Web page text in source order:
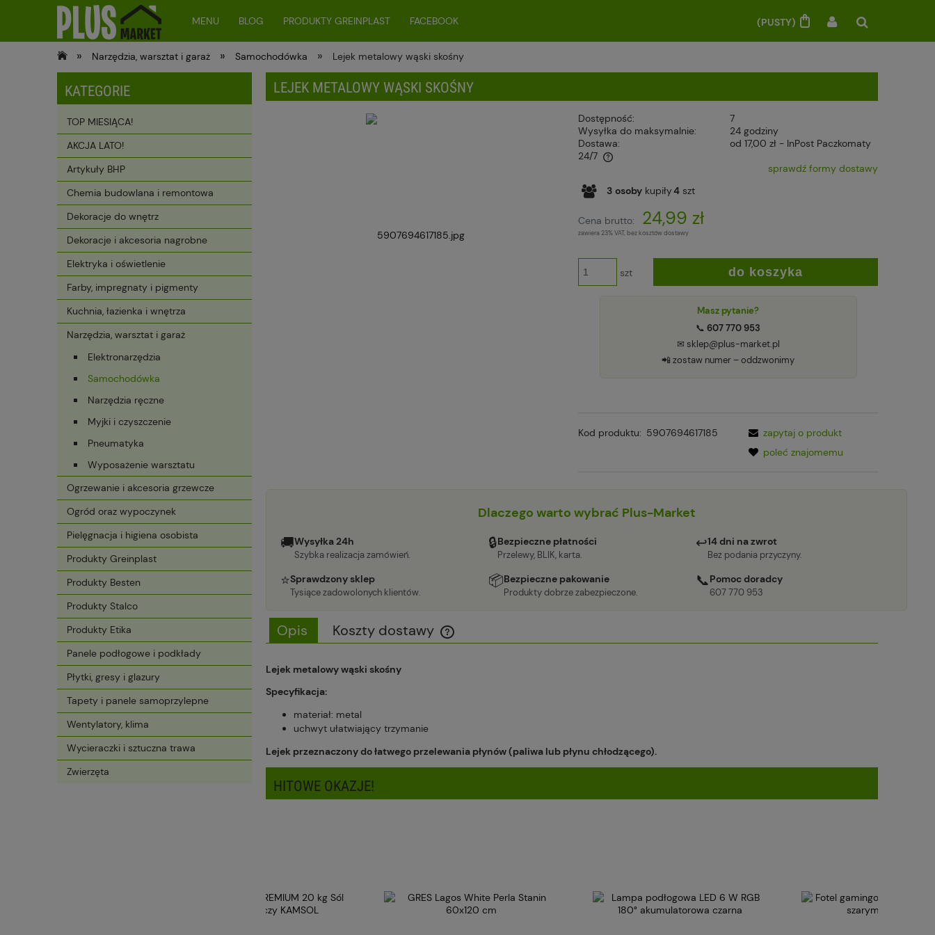
(PUSTY)
MENU BLOG PRODUKTY GREINPLAST FACEBOOK
» Narzędzia, warsztat i garaż » Samochodówka » Lejek metalowy wąski skośny
KATEGORIE
TOP MIESIĄCA!
AKCJA LATO!
Artykuły BHP
Chemia budowlana i remontowa
Dekoracje do wnętrz
Dekoracje i akcesoria nagrobne
Elektryka i oświetlenie
Farby, impregnaty i pigmenty
Kuchnia, łazienka i wnętrza
Narzędzia, warsztat i garaż
Elektronarzędzia
Samochodówka
Narzędzia ręczne
Myjki i czyszczenie
Pneumatyka
Wyposażenie warsztatu
Ogrzewanie i akcesoria grzewcze
Ogród oraz wypoczynek
Pielęgnacja i higiena osobista
Produkty Greinplast
Produkty Besten
Produkty Stalco
Produkty Etika
Panele podłogowe i podkłady
Płytki, gresy i glazury
Tapety i panele samoprzylepne
Wentylatory, klima
Wycieraczki i sztuczna trawa
Zwierzęta
LEJEK METALOWY WĄSKI SKOŚNY
Dostępność:
7
Wysyłka do maksymalnie:
24 godziny
Dostawa:
od 17,00 zł - InPost Paczkomaty
24/7
Cena nie zawiera ewentualnych kosztów
sprawdź formy dostawy
3 osoby kupiły4 szt
Cena brutto: 24,99 zł
zawiera 23% VAT, bez kosztów dostawy
szt do koszyka
Masz pytanie?
📞607 770 953
✉ sklep@plus-market.pl
📲 zostaw numer – oddzwonimy
Kod produktu: 5907694617185
zapytaj o produkt
poleć znajomemu
Dlaczego warto wybrać Plus-Market
🚚Wysyłka 24h
Szybka realizacja zamówień.
🔒Bezpieczne płatności
Przelewy, BLIK, karta.
↩14 dni na zwrot
Bez podania przyczyny.
⭐Sprawdzony sklep
Tysiące zadowolonych klientów.
📦Bezpieczne pakowanie
Produkty dobrze zabezpieczone.
📞Pomoc doradcy
607 770 953
Opis Koszty dostawy
Lejek metalowy wąski skośny
Specyfikacja:
materiał: metal
uchwyt ułatwiający trzymanie
Lejek przeznaczony do łatwego przelewania płynów (paliwa lub płynu chłodzącego).
HITOWE OKAZJE!